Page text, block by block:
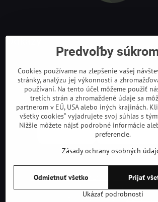
©2026Copyright
Predvoľby súkromia
Zásady ochrany
Podmienky používania
Vytvorené pomocou:
Predvoľby
Cookies používame na zlepšenie vašej
stránky, analýzu jej výkonnosti a
používaní. Na tento účel môžeme použiť
tretích strán a zhromaždené údaje sa
partnerom v EÚ, USA alebo iných krajinách.
všetky cookies“ vyjadrujete svoj súhlas s
Nižšie môžete nájsť podrobné informácie
preferencie.
Zásady ochrany osobných
Ukázať podrobnosti
Prijať
Odmietnuť všetko